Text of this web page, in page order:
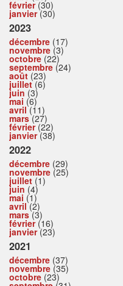
février(30)
janvier(30)
2023
décembre (17)
novembre (3)
octobre (22)
septembre (24)
août (23)
juillet(6)
juin (3)
mai (6)
avril(11)
mars(27)
février(22)
janvier(38)
2022
décembre (29)
novembre (25)
juillet (1)
juin (4)
mai (1)
avril(2)
mars(3)
février(16)
janvier(23)
2021
décembre (37)
novembre (35)
octobre (23)